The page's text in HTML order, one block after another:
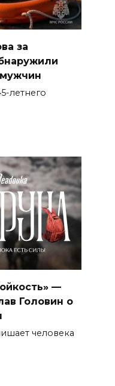
за
летнего
—
Головин о
человека